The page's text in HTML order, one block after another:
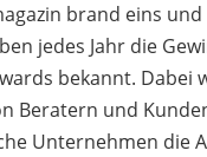
brand eins
jedes Jahr die
bekannt. Dabei
Beratern und
Unternehmen die